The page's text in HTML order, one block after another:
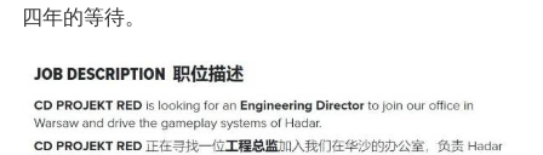
四年的等待。